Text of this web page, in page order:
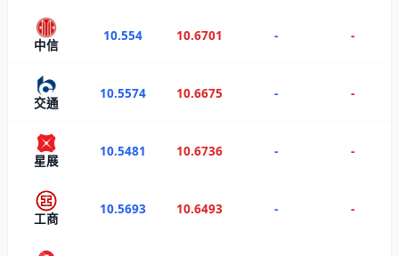
中信
10.554 10.6701 - -
交通
10.5574 10.6675 - -
星展
10.5481 10.6736 - -
工商
10.5693 10.6493 - -